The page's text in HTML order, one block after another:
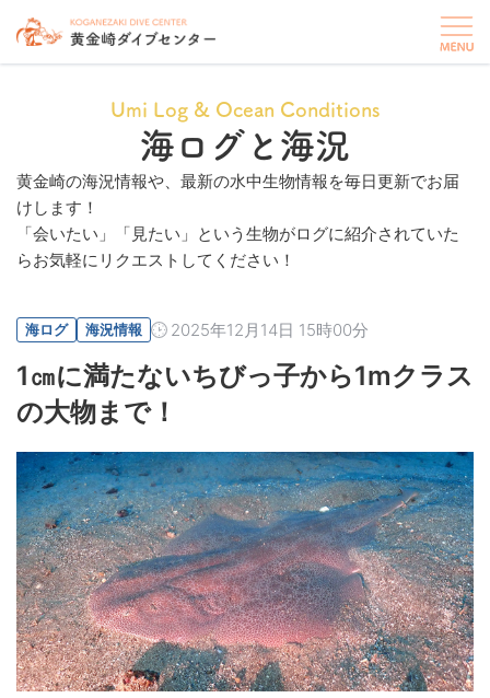
Umi Log & Ocean Conditions
海ログと海況
黄金崎の海況情報や、最新の水中生物情報を毎日更新でお届
けします！
「会いたい」「見たい」という生物がログに紹介されていた
らお気軽にリクエストしてください！
海ログ 海況情報 2025年12月14日 15時00分
1㎝に満たないちびっ子から1mクラス
の大物まで！